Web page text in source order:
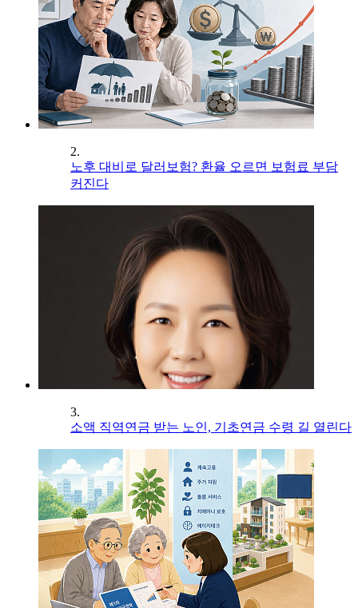
2.
노후 대비로 달러보험? 환율 오르면 보험료 부담
커진다
3.
소액 직역연금 받는 노인, 기초연금 수령 길 열린다